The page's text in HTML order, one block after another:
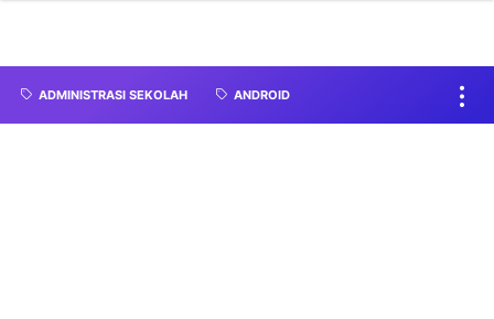
ADMINISTRASI SEKOLAH ANDROID